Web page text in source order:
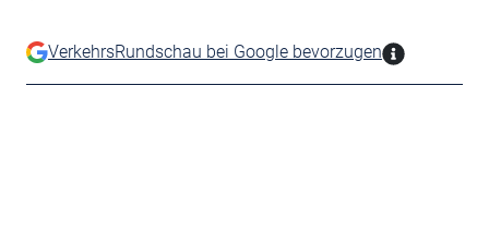
VerkehrsRundschau bei Google bevorzugen